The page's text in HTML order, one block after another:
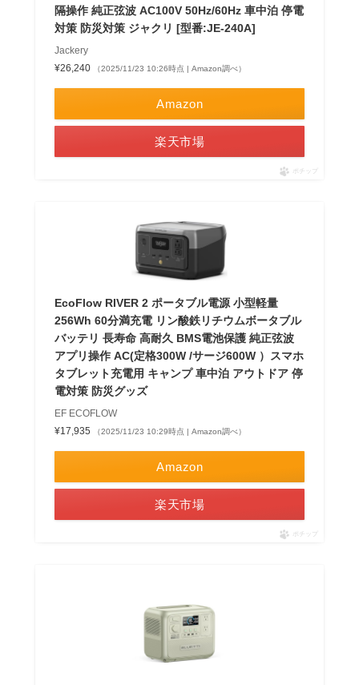
隔操作 純正弦波 AC100V 50Hz/60Hz 車中泊 停電
対策 防災対策 ジャクリ [型番:JE-240A]
Jackery
¥26,240
（2025/11/23 10:26時点 | Amazon調べ）
Amazon
楽天市場
ポチップ
EcoFlow RIVER 2 ポータブル電源 小型軽量
256Wh 60分満充電 リン酸鉄リチウムボータブル
バッテリ 長寿命 高耐久 BMS電池保護 純正弦波
アプリ操作 AC(定格300W /サージ600W ）スマホ
タブレット充電用 キャンプ 車中泊 アウトドア 停
電対策 防災グッズ
EF ECOFLOW
¥17,935
（2025/11/23 10:29時点 | Amazon調べ）
Amazon
楽天市場
ポチップ